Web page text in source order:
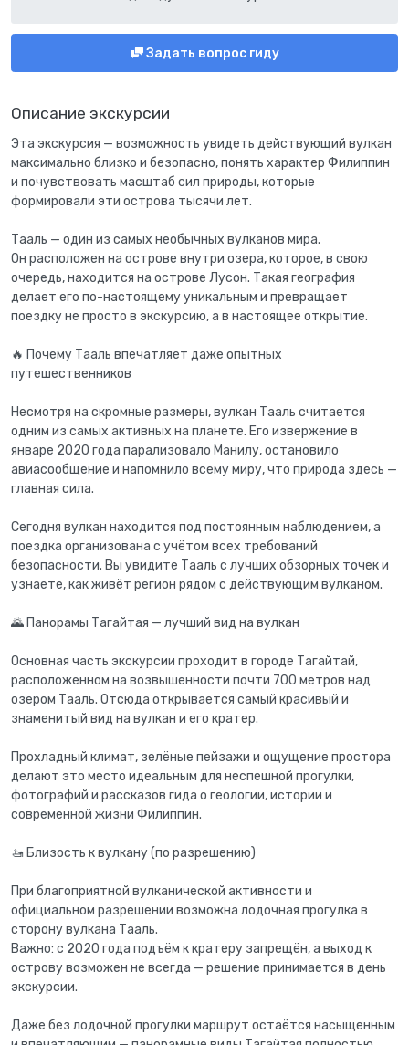
Описание экскурсии
Эта экскурсия — возможность увидеть действующий вулкан
максимально близко и безопасно, понять характер Филиппин
и почувствовать масштаб сил природы, которые
формировали эти острова тысячи лет.
Тааль — один из самых необычных вулканов мира.
Он расположен на острове внутри озера, которое, в свою
очередь, находится на острове Лусон. Такая география
делает его по-настоящему уникальным и превращает
поездку не просто в экскурсию, а в настоящее открытие.
🔥 Почему Тааль впечатляет даже опытных
путешественников
Несмотря на скромные размеры, вулкан Тааль считается
одним из самых активных на планете. Его извержение в
январе 2020 года парализовало Манилу, остановило
авиасообщение и напомнило всему миру, что природа здесь —
главная сила.
Сегодня вулкан находится под постоянным наблюдением, а
поездка организована с учётом всех требований
безопасности. Вы увидите Тааль с лучших обзорных точек и
узнаете, как живёт регион рядом с действующим вулканом.
🌄 Панорамы Тагайтая — лучший вид на вулкан
Основная часть экскурсии проходит в городе Тагайтай,
расположенном на возвышенности почти 700 метров над
озером Тааль. Отсюда открывается самый красивый и
знаменитый вид на вулкан и его кратер.
Прохладный климат, зелёные пейзажи и ощущение простора
делают это место идеальным для неспешной прогулки,
фотографий и рассказов гида о геологии, истории и
современной жизни Филиппин.
🚤 Близость к вулкану (по разрешению)
При благоприятной вулканической активности и
официальном разрешении возможна лодочная прогулка в
сторону вулкана Тааль.
Важно: с 2020 года подъём к кратеру запрещён, а выход к
острову возможен не всегда — решение принимается в день
экскурсии.
Даже без лодочной прогулки маршрут остаётся насыщенным
Задать вопрос гиду